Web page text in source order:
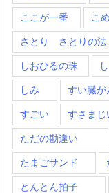
ここが一番 こ
さとり さとりの法
しおひるの珠
しみ すい臓が
すごい すさまじ
ただの勘違い
たまごサンド
とんとん拍子